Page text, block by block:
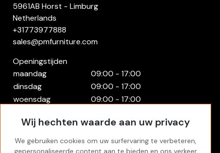
5961AB Horst - Limburg
Netherlands
+31773977888
sales@pmfurniture.com
Openingstijden
maandag
09:00 - 17:00
dinsdag
09:00 - 17:00
woensdag
09:00 - 17:00
vrijdag
09:00 - 17:00
zaterdag
Gesloten
zondag
Gesloten
Wij hechten waarde aan uw privacy
We gebruiken cookies om uw surfervaring te verbeteren,
gepersonaliseerde content aan te bieden en ons verkeer